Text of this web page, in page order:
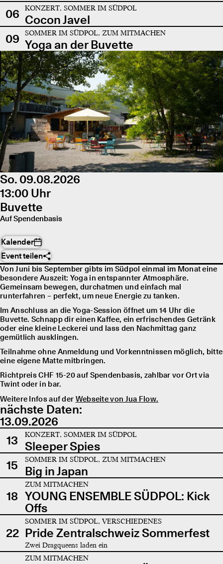
06 KONZERT, SOMMER IM SÜDPOL
Cocon Javel
09
SOMMER IM SÜDPOL, ZUM MITMACHEN
Yoga an der Buvette
So. 09.08.2026
13:00 Uhr
Buvette
Auf Spendenbasis
Kalender
Event teilen
Von Juni bis September gibts im Südpol einmal im Monat eine
besondere Auszeit: Yoga in entspannter Atmosphäre.
Gemeinsam bewegen, durchatmen und einfach mal
runterfahren – perfekt, um neue Energie zu tanken.
Im Anschluss an die Yoga-Session öffnet um 14 Uhr die
Buvette. Schnapp dir einen Kaffee, ein erfrischendes Getränk
oder eine kleine Leckerei und lass den Nachmittag ganz
gemütlich ausklingen.
Teilnahme ohne Anmeldung und Vorkenntnissen möglich, bitte
eine eigene Matte mitbringen.
Richtpreis CHF 15-20 auf Spendenbasis, zahlbar vor Ort via
Twint oder in bar.
Weitere Infos auf der Webseite von Jua Flow.
nächste Daten:
13.09.2026
13
KONZERT, SOMMER IM SÜDPOL
Sleeper Spies
15
SOMMER IM SÜDPOL, ZUM MITMACHEN
Big in Japan
18
ZUM MITMACHEN
YOUNG ENSEMBLE SÜDPOL: Kick
Offs
22
SOMMER IM SÜDPOL, VERSCHIEDENES
Pride Zentralschweiz Sommerfest
Zwei Dragqueens laden ein
ZUM MITMACHEN